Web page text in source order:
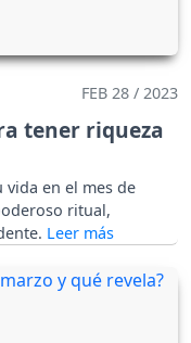
FEB 28 / 2023
tener riqueza
en el mes de
ritual,